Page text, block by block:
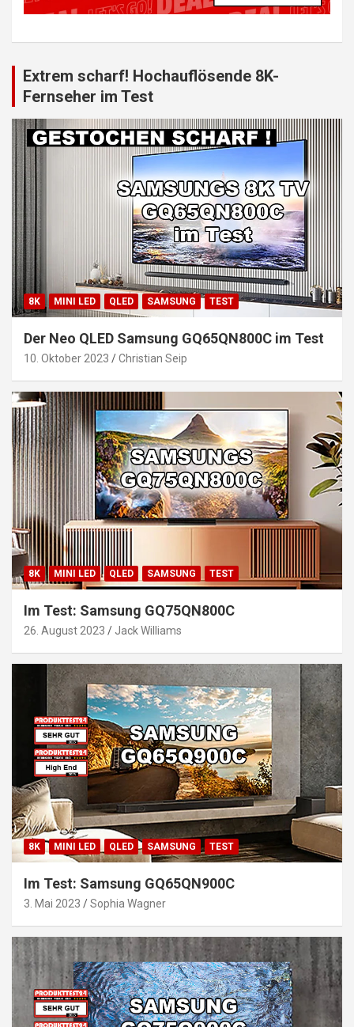
Extrem scharf! Hochauflösende 8K-
Fernseher im Test
8K MINI LED QLED SAMSUNG TEST
Der Neo QLED Samsung GQ65QN800C im Test
10. Oktober 2023 Christian Seip
8K MINI LED QLED SAMSUNG TEST
Im Test: Samsung GQ75QN800C
26. August 2023 Jack Williams
8K MINI LED QLED SAMSUNG TEST
Im Test: Samsung GQ65QN900C
3. Mai 2023 Sophia Wagner